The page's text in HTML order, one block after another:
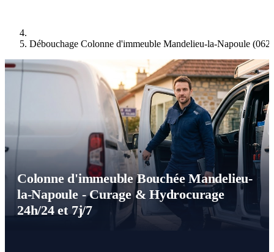
Débouchage Colonne d'immeuble Mandelieu-la-Napoule
Colonne d'immeuble Bouchée Mandelieu-
la-Napoule - Curage & Hydrocurage
24h/24 et 7j/7